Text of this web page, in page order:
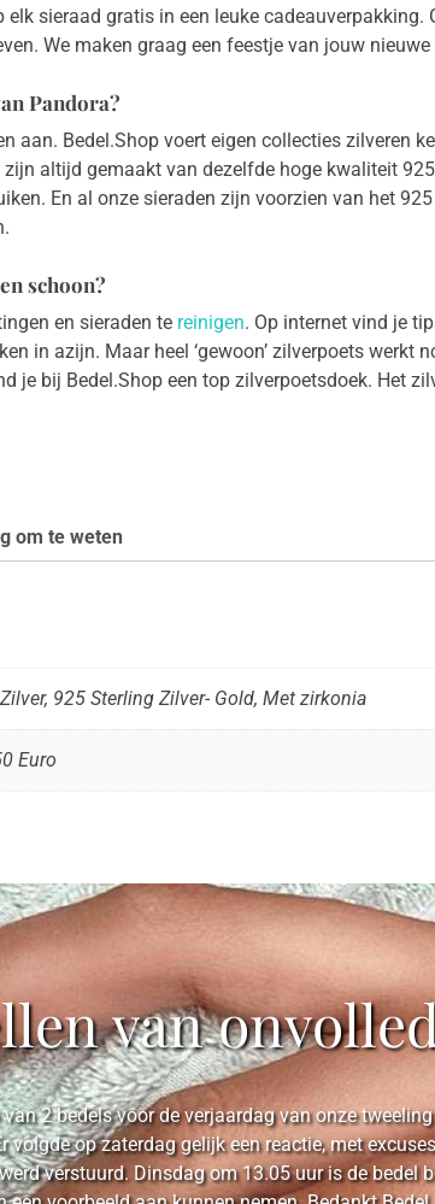
sieraad gratis in een leuke cadeauverpakking.
We maken graag een feestje van jouw
Pandora?
aan. Bedel.Shop voert eigen collecties zilveren
altijd gemaakt van dezelfde hoge kwaliteit
En al onze sieraden zijn voorzien van het
schoon?
en sieraden te reinigen. Op internet vind je
in azijn. Maar heel ‘gewoon’ zilverpoets werkt
je bij Bedel.Shop een top zilverpoetsdoek. Het
om te weten
925 Sterling Zilver- Gold, Met zirkonia
Euro
van
2 bedels voor de verjaardag van onze
volgde op zaterdag gelijk een reactie, met
verstuurd. Dinsdag om 13.05 uur is de